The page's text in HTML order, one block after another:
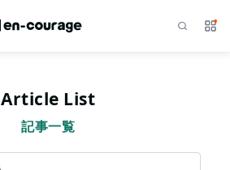
サ
Article List
記事一覧